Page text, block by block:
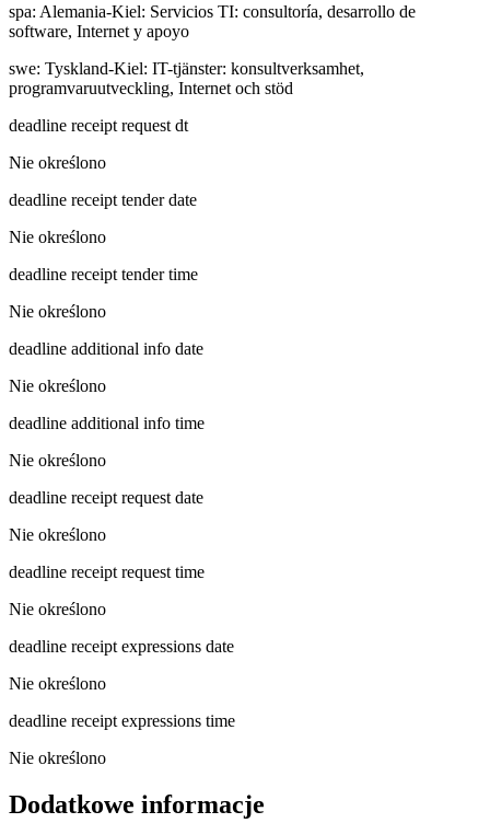
spa: Alemania-Kiel: Servicios TI: consultoría, desarrollo de
software, Internet y apoyo
swe: Tyskland-Kiel: IT-tjänster: konsultverksamhet,
programvaruutveckling, Internet och stöd
deadline receipt request dt
Nie określono
deadline receipt tender date
Nie określono
deadline receipt tender time
Nie określono
deadline additional info date
Nie określono
deadline additional info time
Nie określono
deadline receipt request date
Nie określono
deadline receipt request time
Nie określono
deadline receipt expressions date
Nie określono
deadline receipt expressions time
Nie określono
Dodatkowe informacje